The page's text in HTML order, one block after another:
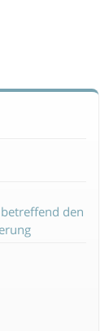
den